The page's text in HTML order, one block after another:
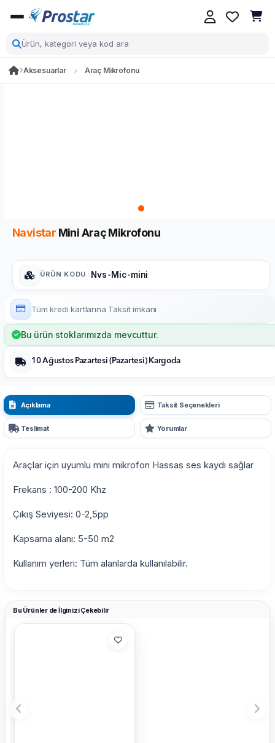
Aksesuarlar Araç Mikrofonu
Navistar Mini Araç Mikrofonu
ÜRÜN KODU : Nvs-Mic-mini
Tüm kredi kartlarına Taksit imkanı
Bu ürün stoklarımızda mevcuttur.
10 Ağustos Pazartesi (Pazartesi) Kargoda
Açıklama Taksit Seçenekleri
Teslimat Yorumlar
Araçlar için uyumlu mini mikrofon Hassas ses kaydı sağlar
Frekans : 100-200 Khz
Çıkış Seviyesi: 0-2,5pp
Kapsama alanı: 5-50 m2
Kullanım yerleri: Tüm alanlarda kullanılabilir.
Bu Ürünler de İlginizi Çekebilir